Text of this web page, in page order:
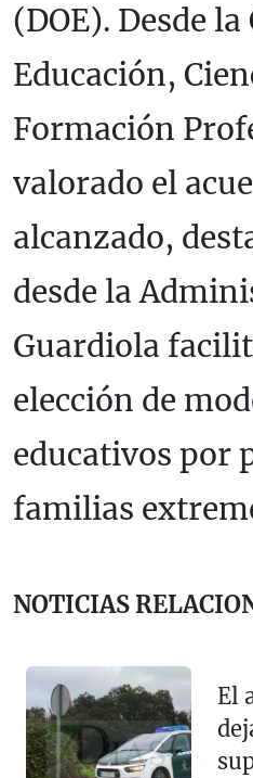
(DOE). Desde
Educación,
Formación
valorado el
alcanzado,
desde la
Guardiola
elección de
educativos por
familias
NOTICIAS
El